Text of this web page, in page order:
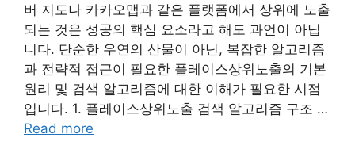
버 지도나 카카오맵과 같은 플랫폼에서 상위에 노출
되는 것은 성공의 핵심 요소라고 해도 과언이 아닙
니다. 단순한 우연의 산물이 아닌, 복잡한 알고리즘
과 전략적 접근이 필요한 플레이스상위노출의 기본
원리 및 검색 알고리즘에 대한 이해가 필요한 시점
입니다. 1. 플레이스상위노출 검색 알고리즘 구조 …
Read more